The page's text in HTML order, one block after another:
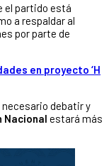
el partido está
a respaldar al
por parte de
en proyecto ‘H
debatir y
Nacional estará más